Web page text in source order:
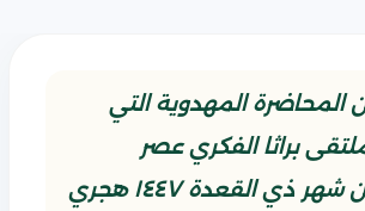
المهدوية التي
براثا الفكري عصر
العشرين من شهر ذي القعدة ١٤٤٧ هجري